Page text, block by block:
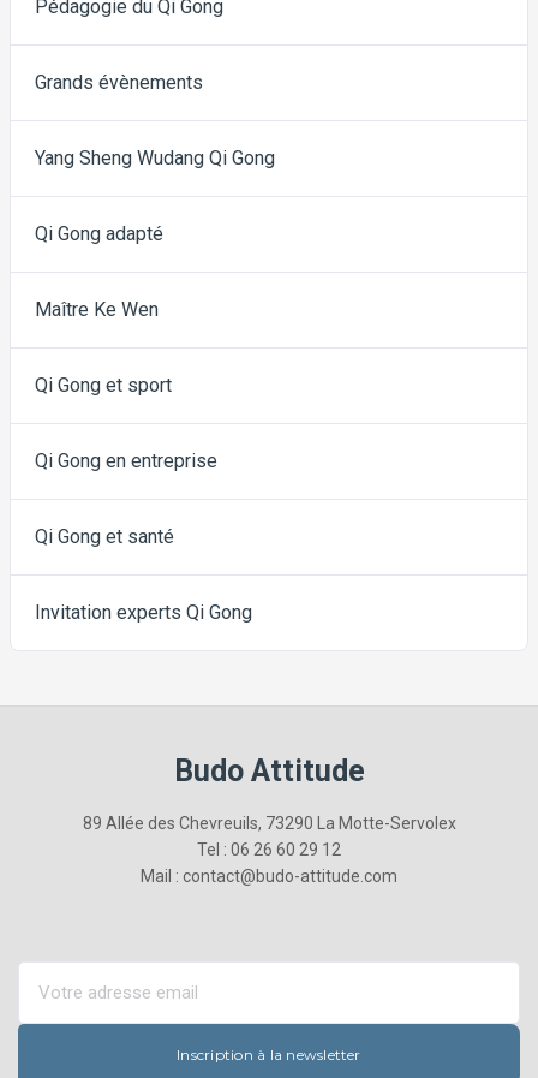
Pédagogie du Qi Gong
Grands évènements
Yang Sheng Wudang Qi Gong
Qi Gong adapté
Maître Ke Wen
Qi Gong et sport
Qi Gong en entreprise
Qi Gong et santé
Invitation experts Qi Gong
Budo Attitude
89 Allée des Chevreuils, 73290 La Motte-Servolex
Tel : 06 26 60 29 12
Mail : contact@budo-attitude.com
Inscription à la newsletter